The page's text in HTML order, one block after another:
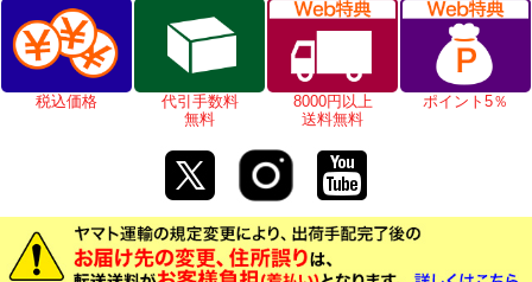
税込価格
代引手数料
無料
8000円以上
送料無料
ポイント5％